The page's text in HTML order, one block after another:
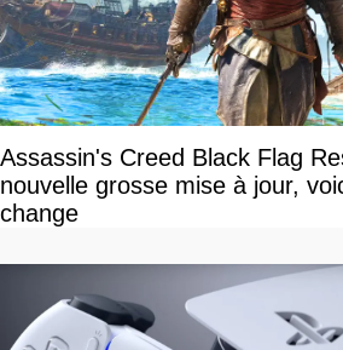
Assassin's Creed Black Flag
nouvelle grosse mise à jour,
change